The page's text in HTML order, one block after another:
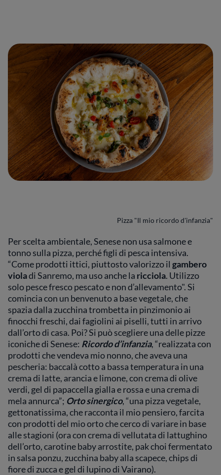
Pizza "Il mio ricordo d'infanzia"
Per scelta ambientale, Senese non usa salmone e
tonno sulla pizza, perché figli di pesca intensiva.
“Come prodotti ittici, piuttosto valorizzo il gambero
violadi Sanremo, ma uso anche la ricciola. Utilizzo
solo pesce fresco pescato e non d’allevamento". Si
comincia con un benvenuto a base vegetale, che
spazia dalla zucchina trombetta in pinzimonio ai
finocchi freschi, dai fagiolini ai piselli, tutti in arrivo
dall’orto di casa. Poi? Si può scegliere una delle pizze
iconiche di Senese: Ricordo d’infanzia, “realizzata con
prodotti che vendeva mio nonno, che aveva una
pescheria: baccalà cotto a bassa temperatura in una
crema di latte, arancia e limone, con crema di olive
verdi, gel di papaccella gialla e rossa e una crema di
mela annurca”; Orto sinergico, “una pizza vegetale,
gettonatissima, che racconta il mio pensiero, farcita
con prodotti del mio orto che cerco di variare in base
alle stagioni (ora con crema di vellutata di lattughino
dell’orto, carotine baby arrostite, pak choi fermentato
in salsa ponzu, zucchina baby alla scapece, chips di
fiore di zucca e gel di lupino di Vairano).